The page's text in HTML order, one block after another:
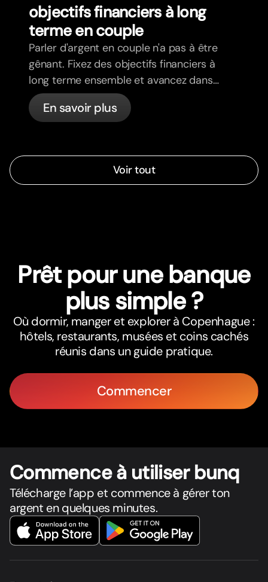
objectifs financiers à long
terme en couple
Parler d'argent en couple n'a pas à être
gênant. Fixez des objectifs financiers à
long terme ensemble et avancez dans
la même direction.
En savoir plus
Voir tout
Prêt pour une banque
plus simple ?
Où dormir, manger et explorer à Copenhague :
hôtels, restaurants, musées et coins cachés
réunis dans un guide pratique.
Commencer
Commence à utiliser bunq
Télécharge l’app et commence à gérer ton
argent en quelques minutes.